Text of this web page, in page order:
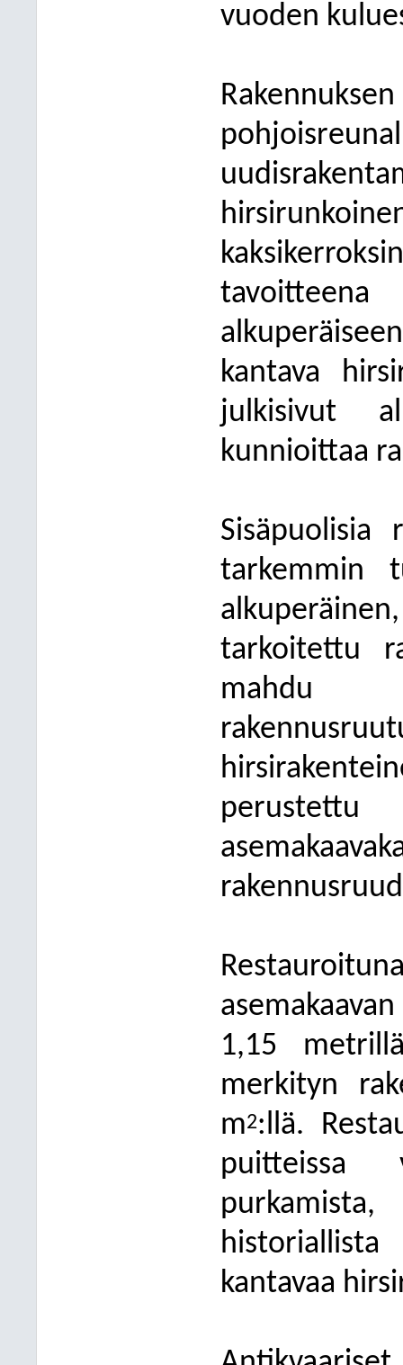
vuoden
kantava
julkisivut
kunnioittaa
Sisäpuolisia
tarkemmin
tarkoitettu
mahdu
1,15
merkityn
m2:llä.
puitteissa
purkamista,
kantavaa